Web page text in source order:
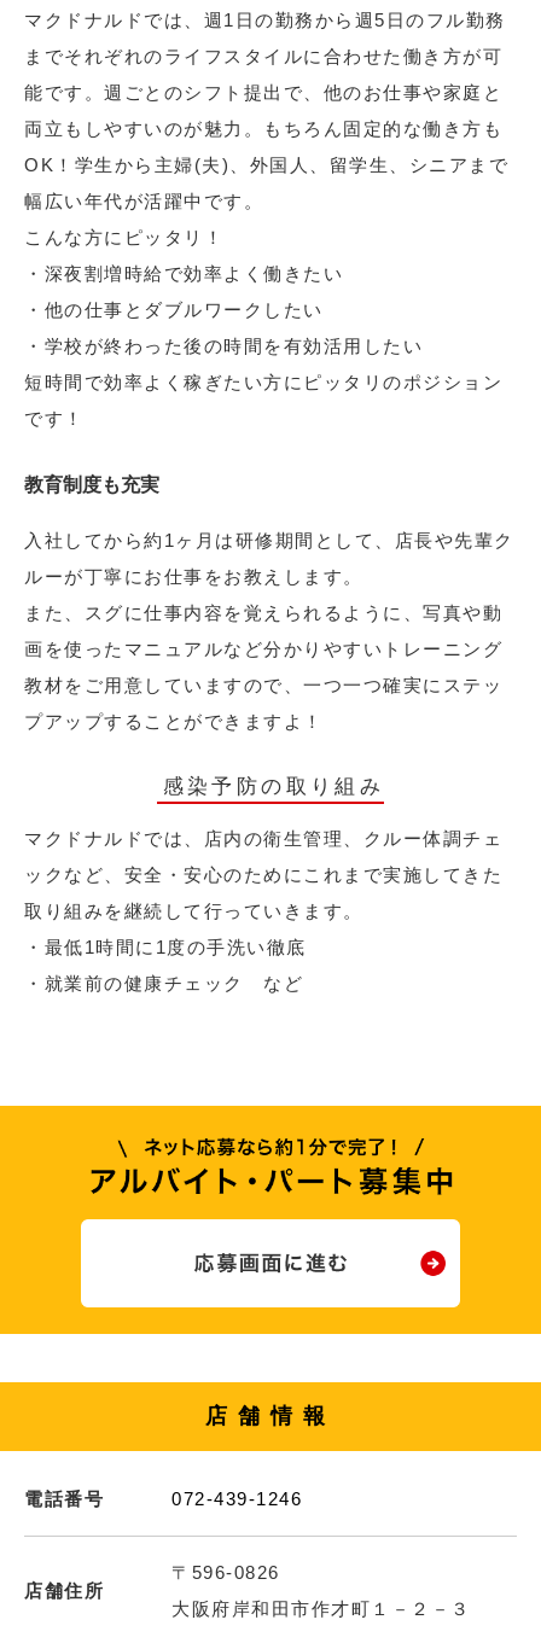
マクドナルドでは、週1日の勤務から週5日のフル勤務
までそれぞれのライフスタイルに合わせた働き方が可
能です。週ごとのシフト提出で、他のお仕事や家庭と
両立もしやすいのが魅力。もちろん固定的な働き方も
OK！学生から主婦(夫)、外国人、留学生、シニアまで
幅広い年代が活躍中です。
こんな方にピッタリ！
・深夜割増時給で効率よく働きたい
・他の仕事とダブルワークしたい
・学校が終わった後の時間を有効活用したい
短時間で効率よく稼ぎたい方にピッタリのポジション
です！
教育制度も充実
入社してから約1ヶ月は研修期間として、店長や先輩ク
ルーが丁寧にお仕事をお教えします。
また、スグに仕事内容を覚えられるように、写真や動
画を使ったマニュアルなど分かりやすいトレーニング
教材をご用意していますので、一つ一つ確実にステッ
プアップすることができますよ！
感染予防の取り組み
マクドナルドでは、店内の衛生管理、クルー体調チェ
ックなど、安全・安心のためにこれまで実施してきた
取り組みを継続して行っていきます。
・最低1時間に1度の手洗い徹底
・就業前の健康チェック など
店舗情報
電話番号 072-439-1246
店舗住所
〒596-0826
大阪府岸和田市作才町１－２－３